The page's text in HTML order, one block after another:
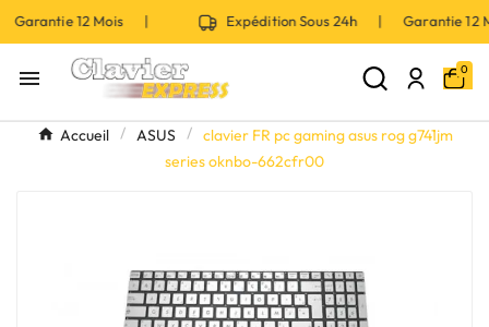
12 Mois | Expédition Sous 24h | Garantie
 0
Accueil ASUS
clavier FR pc gaming asus rog g741jm
series oknbo-662cfr00